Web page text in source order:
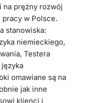
na prężny rozwój
w Polsce.
stanowiska:
niemieckiego,
Testera
omawiane są na
jak inne
klienci i